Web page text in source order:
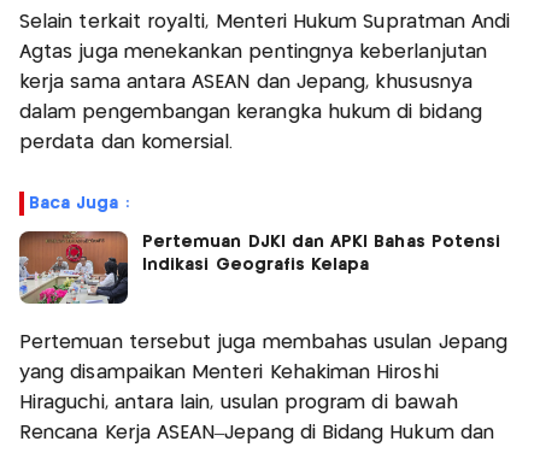
Selain terkait royalti, Menteri Hukum Supratman Andi
Agtas juga menekankan pentingnya keberlanjutan
kerja sama antara ASEAN dan Jepang, khususnya
dalam pengembangan kerangka hukum di bidang
perdata dan komersial.
Baca Juga :
Pertemuan DJKI dan APKI Bahas Potensi
Indikasi Geografis Kelapa
Pertemuan tersebut juga membahas usulan Jepang
yang disampaikan Menteri Kehakiman Hiroshi
Hiraguchi, antara lain, usulan program di bawah
Rencana Kerja ASEAN–Jepang di Bidang Hukum dan